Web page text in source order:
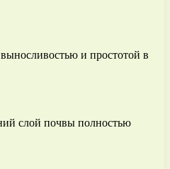
и простотой в
слой почвы полностью